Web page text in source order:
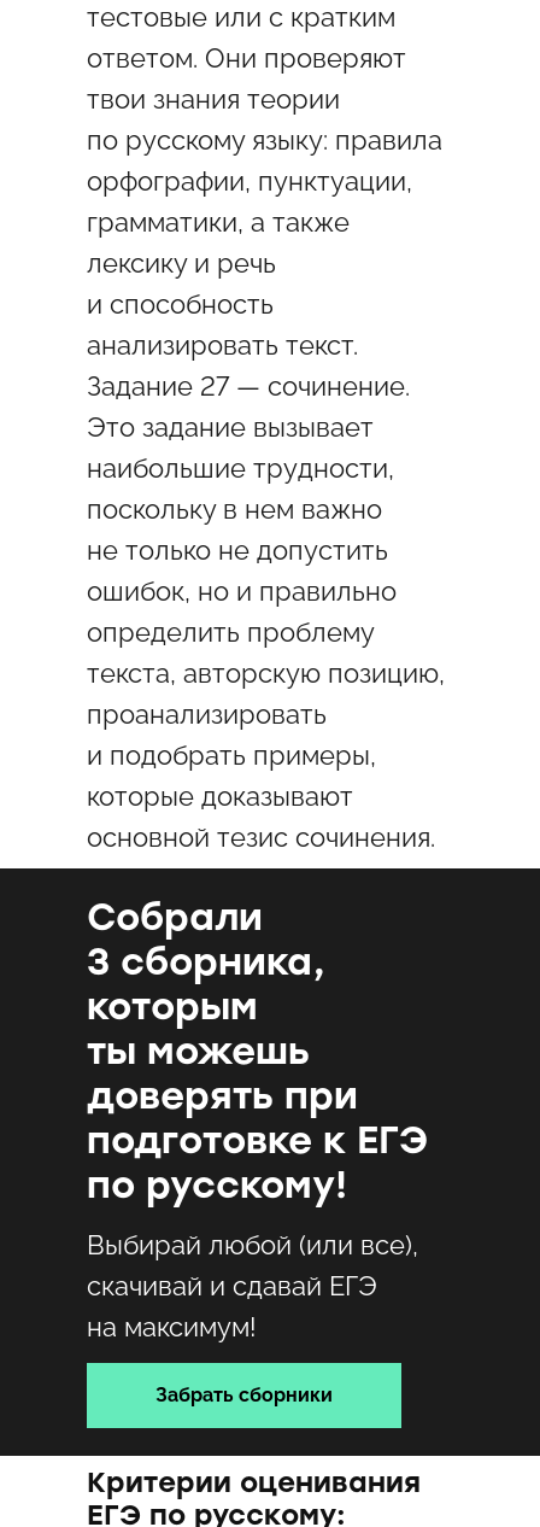
тестовые или с кратким
ответом. Они проверяют
твои знания теории
по русскому языку: правила
орфографии, пунктуации,
грамматики, а также
лексику и речь
и способность
анализировать текст.
Задание 27 — сочинение.
Это задание вызывает
наибольшие трудности,
поскольку в нем важно
не только не допустить
ошибок, но и правильно
определить проблему
текста, авторскую позицию,
проанализировать
и подобрать примеры,
которые доказывают
основной тезис сочинения.
Собрали
3 сборника,
которым
ты можешь
доверять при
подготовке к ЕГЭ
по русскому!
Выбирай любой (или все),
скачивай и сдавай ЕГЭ
на максимум!
Забрать сборники
Критерии оценивания
ЕГЭ по русскому: